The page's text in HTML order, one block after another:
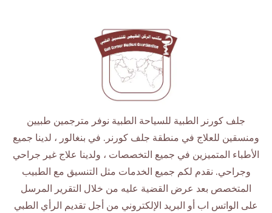
جلف كورنر الطبية للسياحة الطبية نوفر مترجمين طبيين
ومنسقين للعلاج في منطقة جلف كورنر. في بنغالور ، لدينا جميع
الأطباء المتميزين في جميع التخصصات ، ولدينا علاج غير جراحي
وجراحي. نقدم لكم جميع الخدمات مثل التنسيق مع الطبيب
المتخصص بعد عرض القضية عليه من خلال التقرير المرسل
على الواتس اب أو البريد الإلكتروني من أجل تقديم الرأي الطبي